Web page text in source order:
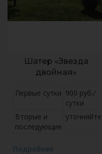
Шатер «Звезда
двойная»
Первые сутки 900 руб./
сутки
Вторые и
последующие
уточняйте
Подробнее